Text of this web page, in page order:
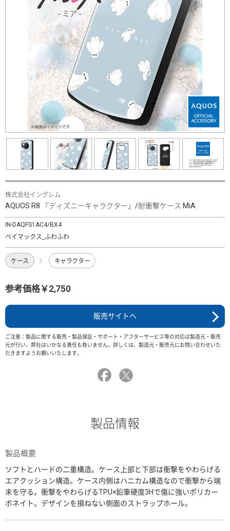
株式会社イングレム
AQUOS R8 『ディズニーキャラクター』/耐衝撃ケース MiA
IN-DAQFS1AC4/BX4
ベイマックス_ふわふわ
ケース キャラクター
参考価格￥2,750
販売サイトへ
ご注意：製品に関する販売・製品保証・サポート・アフターサービス等の対応は製造元・販売
元が行い、弊社はいかなる責任も負いません。詳しくは、製造元・販売元にお問い合わせいた
だきますようお願いいたします。
製品情報
製品概要
ソフトとハードの二重構造。ケース上部と下部は衝撃をやわらげる
エアクッション構造。ケース内側はハニカム構造なので衝撃から端
末を守る。衝撃をやわらげるTPU×鉛筆硬度3Hで傷に強いポリカー
ボネイト。デザインを損ねない側面のストラップホール。